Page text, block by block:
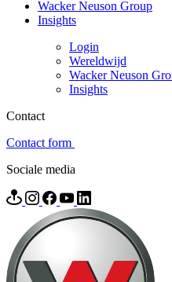
Wacker Neuson Group
Insights
Login
Wereldwijd
Wacker Neuson
Insights
Contact
Contact form
Sociale media